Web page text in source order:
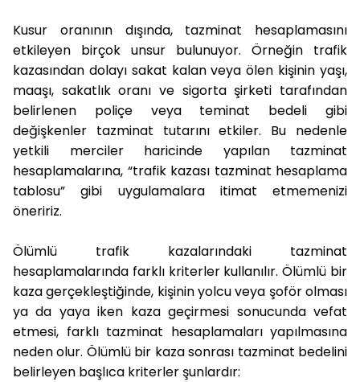
Kusur oranının dışında, tazminat hesaplamasını
etkileyen birçok unsur bulunuyor. Örneğin trafik
kazasından dolayı sakat kalan veya ölen kişinin yaşı,
maaşı, sakatlık oranı ve sigorta şirketi tarafından
belirlenen poliçe veya teminat bedeli gibi
değişkenler tazminat tutarını etkiler. Bu nedenle
yetkili merciler haricinde yapılan tazminat
hesaplamalarına, “trafik kazası tazminat hesaplama
tablosu” gibi uygulamalara itimat etmemenizi
öneririz.
Ölümlü trafik kazalarındaki tazminat
hesaplamalarında farklı kriterler kullanılır. Ölümlü bir
kaza gerçekleştiğinde, kişinin yolcu veya şoför olması
ya da yaya iken kaza geçirmesi sonucunda vefat
etmesi, farklı tazminat hesaplamaları yapılmasına
neden olur. Ölümlü bir kaza sonrası tazminat bedelini
belirleyen başlıca kriterler şunlardır: